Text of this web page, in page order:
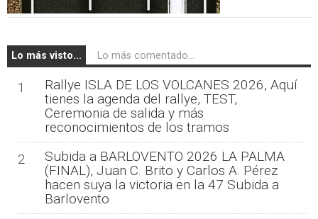
Lo más visto... Lo más comentado...
1
Rallye ISLA DE LOS VOLCANES 2026, Aquí
tienes la agenda del rallye, TEST,
Ceremonia de salida y más
reconocimientos de los tramos
2
Subida a BARLOVENTO 2026 LA PALMA
(FINAL), Juan C. Brito y Carlos A. Pérez
hacen suya la victoria en la 47 Subida a
Barlovento